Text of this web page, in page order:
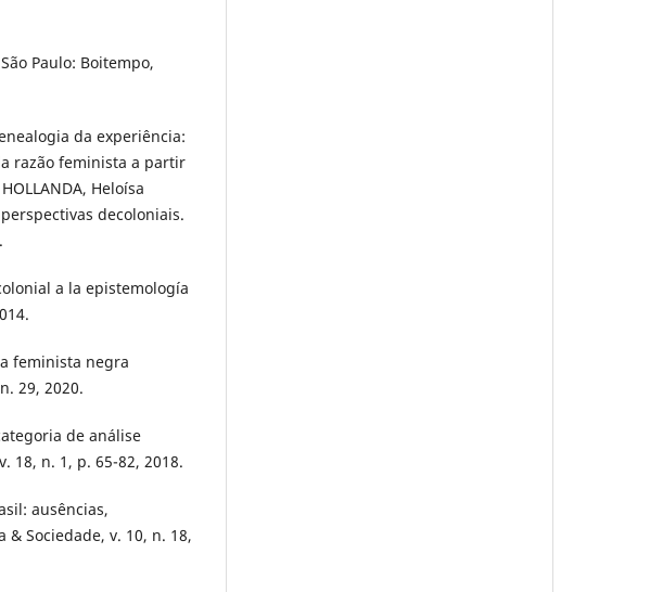
Paulo: Boitempo,
da experiência:
razão feminista a partir
Heloísa
decoloniais.
a la epistemología
feminista negra
29, 2020.
de análise
18, n. 1, p. 65-82, 2018.
ausências,
Sociedade, v. 10, n. 18,